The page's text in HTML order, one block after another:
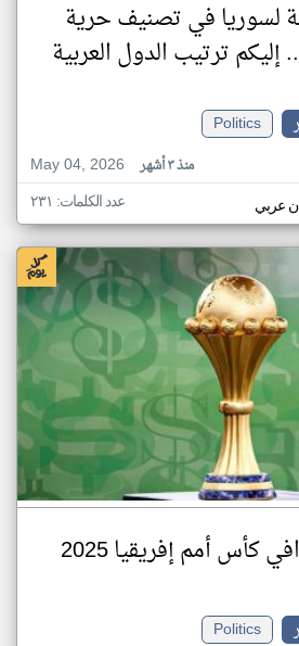
لسوريا في تصنيف حرية
إليكم ترتيب الدول العربية
Politics
May 04, 2026
منذ ٣ أشهر
عربي عدد الكلمات: ٢٣١
كأس أمم إفريقيا 2025
Politics